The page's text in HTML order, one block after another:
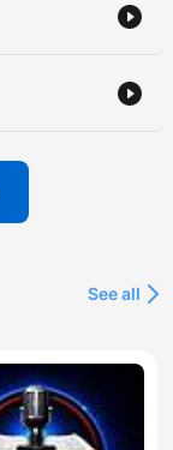
See all